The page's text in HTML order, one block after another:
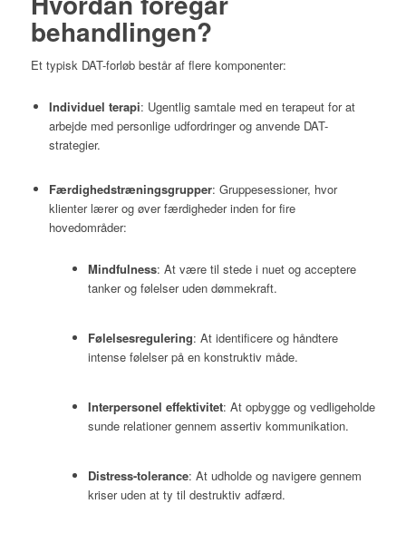
behandlingen?
Et typisk DAT-forløb består af flere komponenter:
Individuel terapi: Ugentlig samtale med en terapeut for at
arbejde med personlige udfordringer og anvende DAT-
strategier.
Færdighedstræningsgrupper: Gruppesessioner, hvor
klienter lærer og øver færdigheder inden for fire
hovedområder:
Mindfulness: At være til stede i nuet og acceptere
tanker og følelser uden dømmekraft.
Følelsesregulering: At identificere og håndtere
intense følelser på en konstruktiv måde.
Interpersonel effektivitet: At opbygge og vedligeholde
sunde relationer gennem assertiv kommunikation.
Distress-tolerance: At udholde og navigere gennem
kriser uden at ty til destruktiv adfærd.